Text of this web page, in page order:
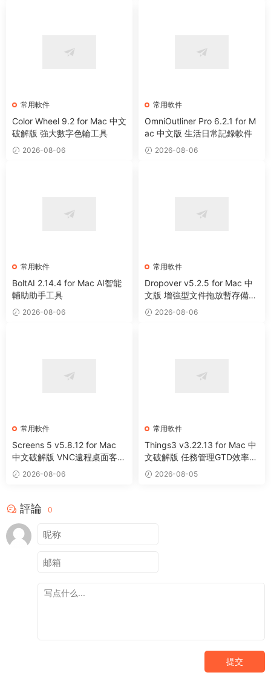
常用軟件
Color Wheel 9.2 for Mac 中文
破解版 強大數字色輪工具
2026-08-06
常用軟件
OmniOutliner Pro 6.2.1 for M
ac 中文版 生活日常記錄軟件
2026-08-06
常用軟件
BoltAI 2.14.4 for Mac AI智能
輔助助手工具
2026-08-06
常用軟件
Dropover v5.2.5 for Mac 中
文版 增強型文件拖放暫存備用
整理工具
2026-08-06
常用軟件
Screens 5 v5.8.12 for Mac
中文破解版 VNC遠程桌面客戶
端應用程序
2026-08-06
常用軟件
Things3 v3.22.13 for Mac 中
文破解版 任務管理GTD效率工
具 2026-08-05
評論 0
提交